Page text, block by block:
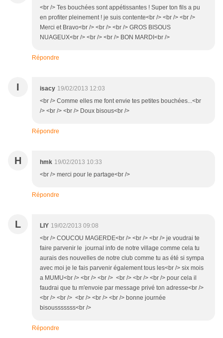
<br /> Tes bouchées sont appétissantes ! Super ton fils a pu
en profiter pleinement ! je suis contente<br /> <br /> <br />
Merci et Bravo<br /> <br /> <br /> GROS BISOUS
NUAGEUX<br /> <br /> <br /> BON MARDI<br />
Répondre
I isacy 19/02/2013 12:03
<br /> Comme elles me font envie tes petites bouchées...<br
/> <br /> <br /> Doux bisous<br />
Répondre
H hmk 19/02/2013 10:33
<br /> merci pour le partage<br />
Répondre
L LIY 19/02/2013 09:08
<br /> COUCOU MAGERDE<br /> <br /> <br /> je voudrai te
faire parvenir le journal info de notre village comme cela tu
aurais des nouvelles de notre club comme tu as été si sympa
avec moi je le fais parvenir également tous les<br /> six mois
a MUMU<br /> <br /> <br /> <br /> <br /> <br /> pour cela il
faudrai que tu m'envoie par message privé ton adresse<br />
<br /> <br /> <br /> <br /> <br /> bonne journée
bisousssssss<br />
Répondre